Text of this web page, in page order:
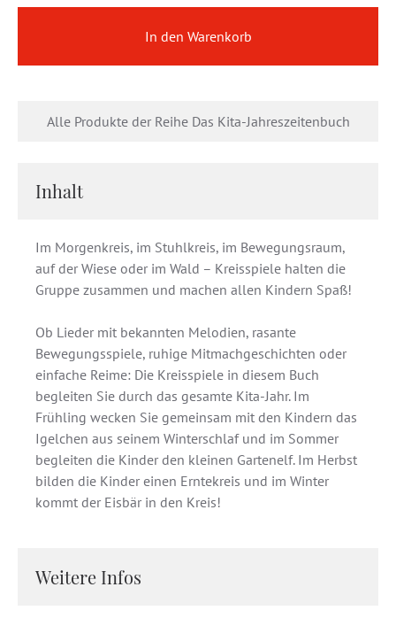
Alle Produkte der Reihe Das Kita-Jahreszeitenbuch
In den Warenkorb
Inhalt
Im Morgenkreis, im Stuhlkreis, im Bewegungsraum,
auf der Wiese oder im Wald – Kreisspiele halten die
Gruppe zusammen und machen allen Kindern Spaß!
Ob Lieder mit bekannten Melodien, rasante
Bewegungsspiele, ruhige Mitmachgeschichten oder
einfache Reime: Die Kreisspiele in diesem Buch
begleiten Sie durch das gesamte Kita-Jahr. Im
Frühling wecken Sie gemeinsam mit den Kindern das
Igelchen aus seinem Winterschlaf und im Sommer
begleiten die Kinder den kleinen Gartenelf. Im Herbst
bilden die Kinder einen Erntekreis und im Winter
kommt der Eisbär in den Kreis!
Weitere Infos